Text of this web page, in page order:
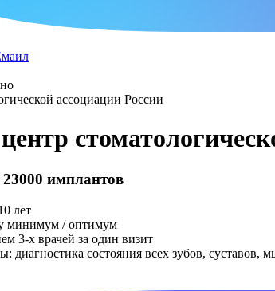
23000 имплантов
лет
минимум / оптимум
3-х врачей за один визит
диагностика состояния всех зубов,